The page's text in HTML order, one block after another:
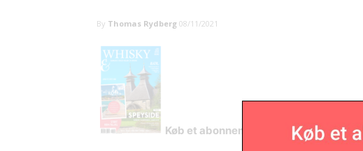
By Thomas Rydberg 08/11/2021
Køb et abonnement på Whisky&